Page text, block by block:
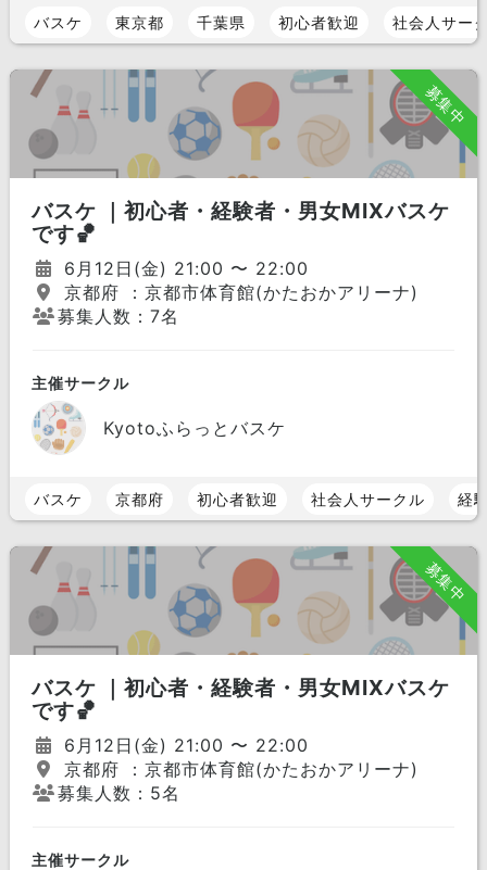
バスケ 東京都 千葉県 初心者歓迎 社会人サー
募集中
バスケ ｜初心者・経験者・男女MIXバスケ
です🏀
6月12日(金) 21:00 〜 22:00
京都府 ：京都市体育館(かたおかアリーナ)
募集人数：7名
主催サークル
Kyotoふらっとバスケ
バスケ 京都府 初心者歓迎 社会人サークル 経
募集中
バスケ ｜初心者・経験者・男女MIXバスケ
です🏀
6月12日(金) 21:00 〜 22:00
京都府 ：京都市体育館(かたおかアリーナ)
募集人数：5名
主催サークル